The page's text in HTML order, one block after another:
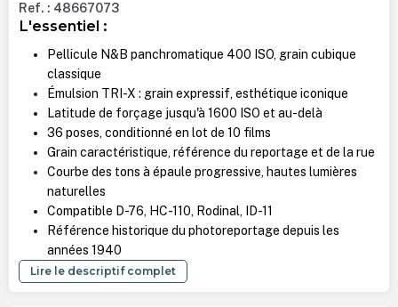
Ref. : 48667073
L'essentiel :
Pellicule N&B panchromatique 400 ISO, grain cubique
classique
Émulsion TRI-X : grain expressif, esthétique iconique
Latitude de forçage jusqu'à 1600 ISO et au-delà
36 poses, conditionné en lot de 10 films
Grain caractéristique, référence du reportage et de la rue
Courbe des tons à épaule progressive, hautes lumières
naturelles
Compatible D-76, HC-110, Rodinal, ID-11
Référence historique du photoreportage depuis les
années 1940
Lire le descriptif complet